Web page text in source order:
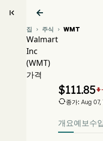
 
집  주식  WMT
Walmart
Inc
(WMT)
가격
$111.85
종가: Aug
개요예보수